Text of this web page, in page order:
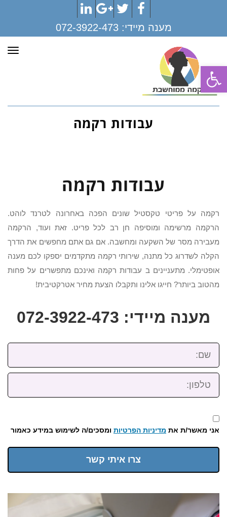
פתח סרגל נגישות
Facebook
Twitter
Google+
LinkedIn
מענה מיידי:072-3922-473
עבודות רקמה
עבודות רקמה
רקמה על פריטי טקסטיל שונים הפכה באחרונה לטרנד לוהט.
הרקמה מרשימה ומוסיפה חן רב לכל פריט. זאת ועוד, הרקמה
מעבירה מסר של השקעה ומחשבה. אם גם אתם מחפשים את הדרך
הקלה לשדרוג כל מתנה, שירותי רקמה מתקדמים יספקו לכם מענה
אופטימלי. מתעניינים ב עבודות רקמה ואינכם מתפשרים על פחות
מהטוב ביותר? חייגו אלינו ותקבלו הצעת מחיר אטרקטיבית!
מענה מיידי: 072-3922-473
שם:
טלפון:
אני מאשר/ת את מדיניות הפרטיות ומסכים/ה לשימוש במידע כאמור
צרו איתי קשר